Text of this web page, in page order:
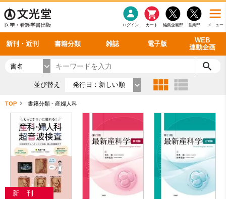
メニュー
営業部
編集企画部
カート
ログイン
新刊・近刊 書籍分類 雑誌 電子版
WEB
連動企画
感染症 老年医学
看護・介護
呼吸器
循環器
シリーズ一覧
雑誌投稿規定
理学療法
雑誌案内・年間購読 最新号 バックナンバー
電子書籍
電子雑誌
書籍「データに基づく臨床動作分析」WEB動画
書籍「眼手術学」WEB動画
書籍「神経症候学 II 改訂第二版」 WEB動画
新刊一覧
今後の発行予定
書名
並び替え 発行日：新しい順
TOP 書籍分類 - 産婦人科
新刊